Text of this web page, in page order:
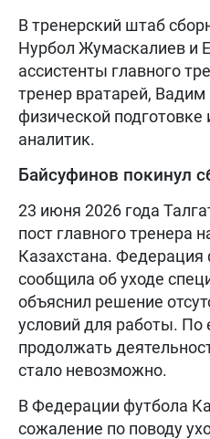
В тренерский штаб
Нурбол Жумаскалиев и
ассистенты главного
тренер вратарей,
физической
аналитик.
Байсуфинов покинул
23 июня 2026 года
пост главного тренера
Казахстана. Федерация
сообщила об уходе
объяснил решение
условий для работы. По
продолжать
стало невозможно.
В Федерации футбола
сожаление по поводу